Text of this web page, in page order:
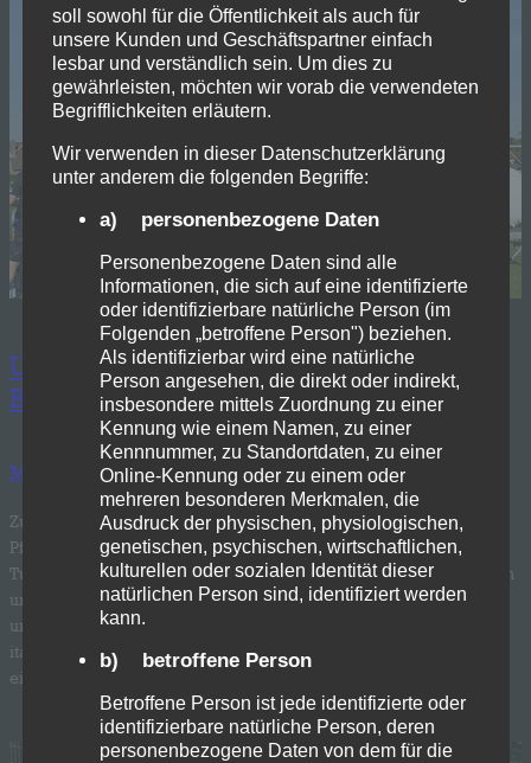
U19 feiert erfolgreiches Wochenende in
Belgien
Mai 28, 2026—vonMarcel Eggert inAllgemein
Zum Saisonabschluss ging es für unsere U19 über das lange
Pfingstwochenende nach Lommel zur Kempen Trophy. An dem
Turnier nahmen Mannschaften aus Frankreich, Tschechien, Belgien
und den Niederlanden teil. Am Anreisetag, Freitag, ging es für
unsere Jungs zunächst zum gemeinsamen Abendessen in ein
italienisches Restaurant, um sich passend auf das Wochenende
einzustimmen. Am ersten Turniertag,…
soll sowohl für die Öffentlichkeit als auch für
unsere Kunden und Geschäftspartner einfach
lesbar und verständlich sein. Um dies zu
gewährleisten, möchten wir vorab die verwendeten
Begrifflichkeiten erläutern.
Wir verwenden in dieser Datenschutzerklärung
unter anderem die folgenden Begriffe:
a) personenbezogene Daten
Personenbezogene Daten sind alle
Informationen, die sich auf eine identifizierte
oder identifizierbare natürliche Person (im
Folgenden „betroffene Person") beziehen.
Als identifizierbar wird eine natürliche
Person angesehen, die direkt oder indirekt,
insbesondere mittels Zuordnung zu einer
Kennung wie einem Namen, zu einer
Kennnummer, zu Standortdaten, zu einer
Online-Kennung oder zu einem oder
mehreren besonderen Merkmalen, die
Ausdruck der physischen, physiologischen,
genetischen, psychischen, wirtschaftlichen,
kulturellen oder sozialen Identität dieser
natürlichen Person sind, identifiziert werden
kann.
b) betroffene Person
Betroffene Person ist jede identifizierte oder
identifizierbare natürliche Person, deren
personenbezogene Daten von dem für die